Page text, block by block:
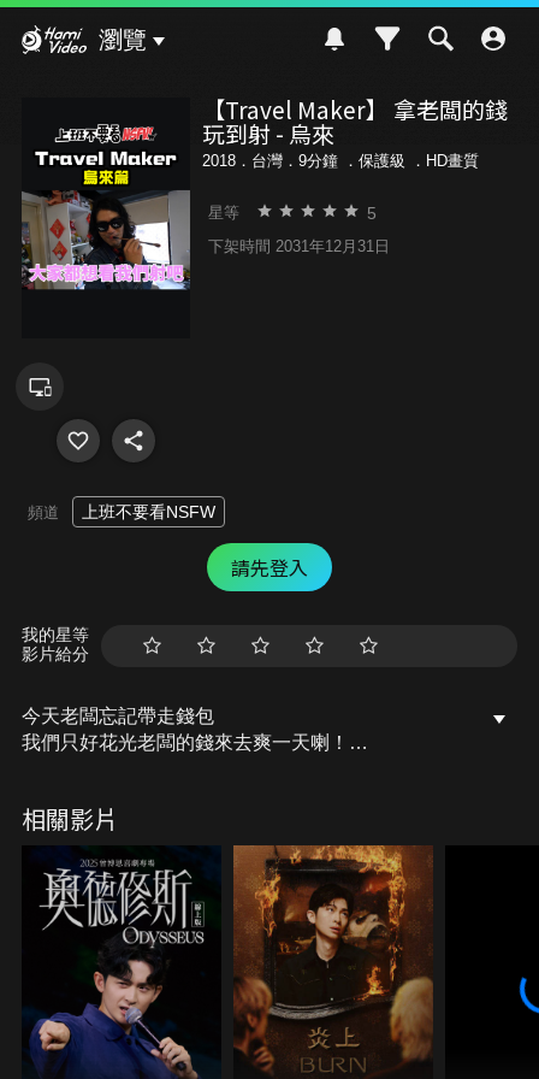
瀏覽
【Travel Maker】 拿老闆的錢
玩到射 - 烏來
2018．台灣．9分鐘 ． 保護級 ．HD畫質
星等 5
下架時間 2031年12月31日
頻道 上班不要看NSFW
請先登入
我的星等
影片給分
今天老闆忘記帶走錢包
我們只好花光老闆的錢來去爽一天喇！
#好想出國喔怎麼辦​
#旅遊業乾爹我們在這邊​
上班不要看FB粉絲團：
https://www.facebook.com/nsfwstudio/
相關影片